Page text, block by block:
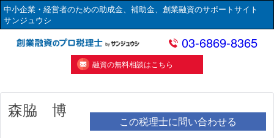
中小企業・経営者のための助成金、補助金、創業融資のサポートサイト
サンジュウシ
03-6869-8365
融資の無料相談はこちら
森脇 博
この税理士に問い合わせる